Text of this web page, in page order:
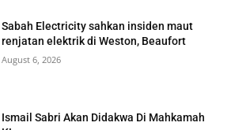
Sabah Electricity sahkan insiden maut
renjatan elektrik di Weston, Beaufort
August 6, 2026
Ismail Sabri Akan Didakwa Di Mahkamah